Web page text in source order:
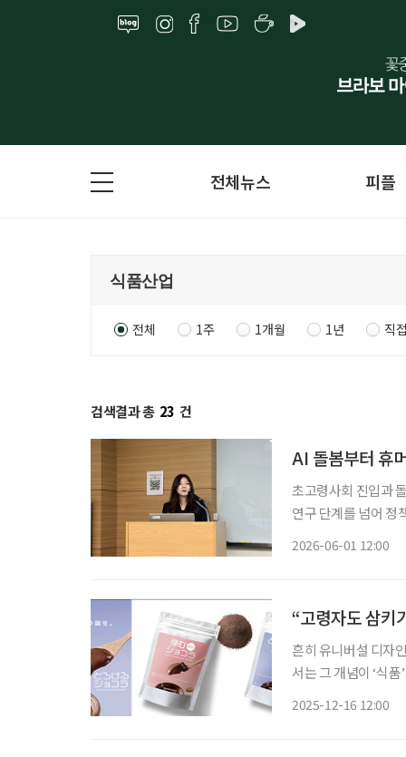
전체뉴스 피플
전체 1주 1개월 1년 직
검색결과 총 23 건
AI 돌봄부터 휴
초고령사회 진입과
연구 단계를 넘어 정
2026-06-01 12:00
“고령자도 삼키
흔히 유니버설 디자
서는 그 개념이 ‘식
2025-12-16 12:00